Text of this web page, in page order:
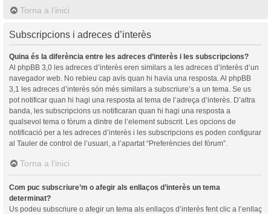
Torna a l’inici
Subscripcions i adreces d’interès
Quina és la diferència entre les adreces d’interès i les subscripcions?
Al phpBB 3,0 les adreces d’interès eren similars a les adreces d’interès d’un
navegador web. No rebieu cap avís quan hi havia una resposta. Al phpBB
3,1 les adreces d’interès són més similars a subscriure’s a un tema. Se us
pot notificar quan hi hagi una resposta al tema de l’adreça d’interès. D’altra
banda, les subscripcions us notificaran quan hi hagi una resposta a
qualsevol tema o fòrum a dintre de l’element subscrit. Les opcions de
notificació per a les adreces d’interès i les subscripcions es poden configurar
al Tauler de control de l’usuari, a l’apartat “Preferències del fòrum”.
Torna a l’inici
Com puc subscriure’m o afegir als enllaços d’interès un tema
determinat?
Us podeu subscriure o afegir un tema als enllaços d’interès fent clic a l’enllaç